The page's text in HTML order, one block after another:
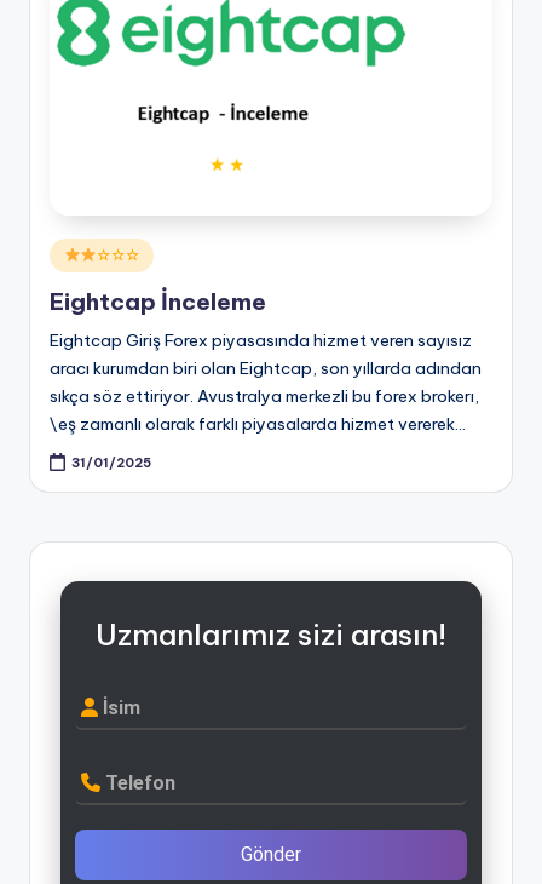
Posted
in
☆☆☆
Eightcap İnceleme
Eightcap Giriş Forex piyasasında hizmet veren sayısız
aracı kurumdan biri olan Eightcap, son yıllarda adından
sıkça söz ettiriyor. Avustralya merkezli bu forex brokerı,
\eş zamanlı olarak farklı piyasalarda hizmet vererek…
31/01/2025
Uzmanlarımız sizi arasın!
İsim
Telefon
Gönder